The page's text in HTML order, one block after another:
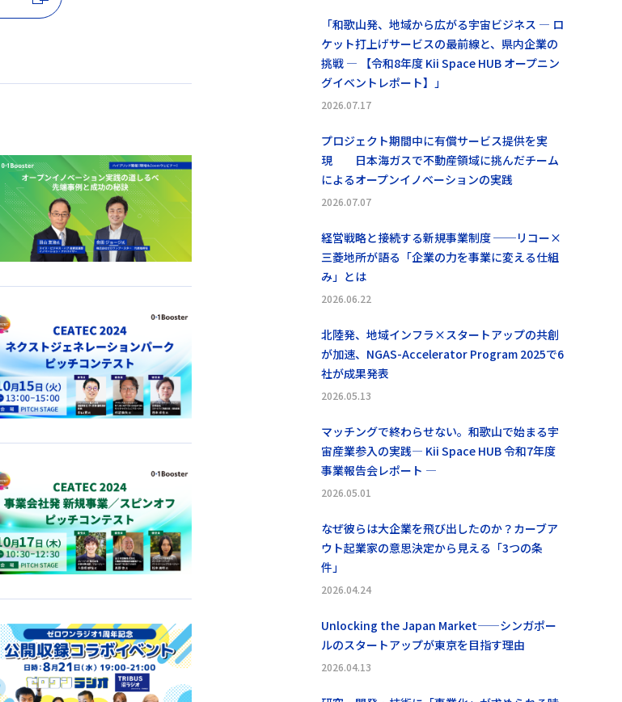
「和歌山発、地域から広がる宇宙ビジネス ― ロ
ケット打上げサービスの最前線と、県内企業の
挑戦 ― 【令和8年度 Kii Space HUB オープニン
グイベントレポート】」
2026.07.17
プロジェクト期間中に有償サービス提供を実
現 日本海ガスで不動産領域に挑んだチーム
によるオープンイノベーションの実践
2026.07.07
経営戦略と接続する新規事業制度 ──リコー×
三菱地所が語る「企業の力を事業に変える仕組
み」とは
2026.06.22
北陸発、地域インフラ×スタートアップの共創
が加速、NGAS-Accelerator Program 2025で6
社が成果発表
2026.05.13
マッチングで終わらせない。和歌山で始まる宇
宙産業参入の実践― Kii Space HUB 令和7年度
事業報告会レポート ―
2026.05.01
なぜ彼らは大企業を飛び出したのか？カーブア
ウト起業家の意思決定から見える「3つの条
件」
2026.04.24
Unlocking the Japan Market——シンガポー
ルのスタートアップが東京を目指す理由
2026.04.13